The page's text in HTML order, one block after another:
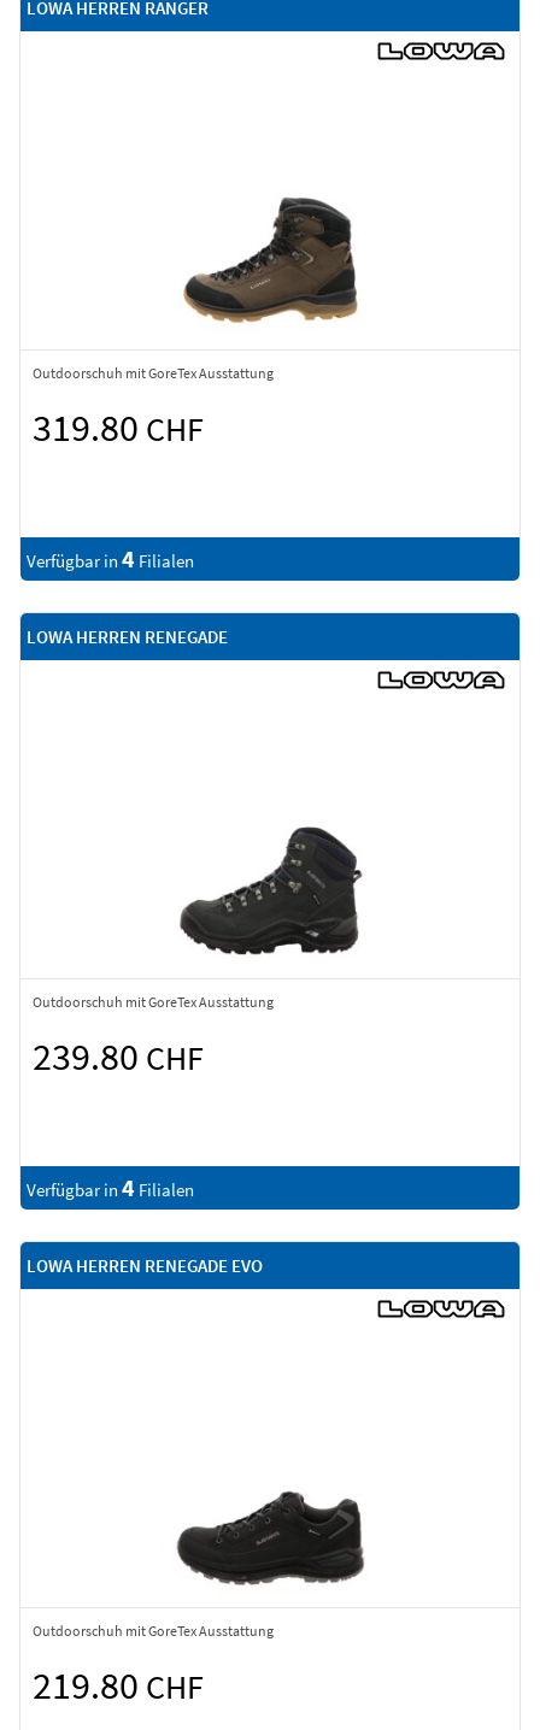
LOWA HERREN RANGER
Outdoorschuh mit GoreTex Ausstattung
319.80 CHF
Verfügbar in 4 Filialen
LOWA HERREN RENEGADE
Outdoorschuh mit GoreTex Ausstattung
239.80 CHF
Verfügbar in 4 Filialen
LOWA HERREN RENEGADE EVO
Outdoorschuh mit GoreTex Ausstattung
219.80 CHF